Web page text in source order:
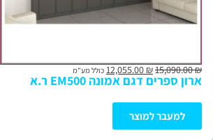
₪
15,090.00
₪ כולל מע"מ
ארון ספרים דגם אמונה EM500 ר.א
למעבר למוצר